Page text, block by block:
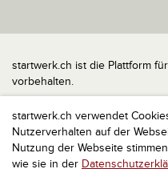
startwerk.ch verwendet
Nutzerverhalten auf der
Nutzung der Webseite
wie sie in der
startwerk.ch ist die Plattform
vorbehalten.
Impressum
Kontakt
nach oben